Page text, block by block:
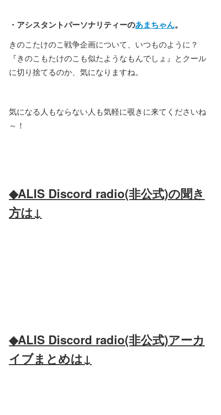
・アシスタントパーソナリティーのあまちゃん。
きのこたけのこ戦争企画について、いつものように？
『きのこもたけのこも似たようなもんでしょ』とクール
に切り捨てるのか、気になりますね。
気になる人もならない人も気軽に覗きに来てくださいね
～！
◆ALIS Discord radio(非公式)の聞き
方は↓
◆ALIS Discord radio(非公式)アーカ
イブまとめは↓